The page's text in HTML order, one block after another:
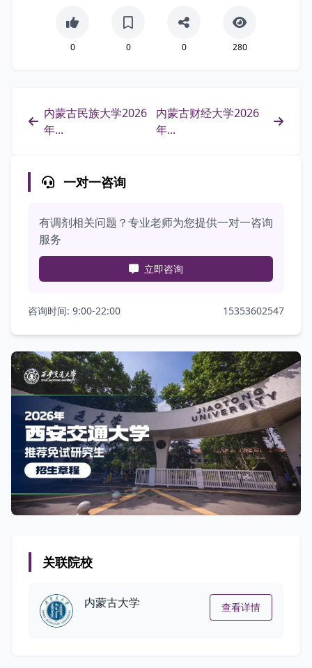
0 0 0 280
内蒙古民族大学2026
年...
内蒙古财经大学2026
年...
一对一咨询
有调剂相关问题？专业老师为您提供一对一咨询
服务
立即咨询
咨询时间: 9:00-22:00 15353602547
关联院校
内蒙古大学 查看详情